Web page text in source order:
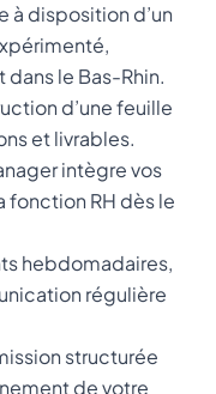
à disposition d’un
le Bas-Rhin.
d’une feuille
et livrables.
intègre vos
fonction RH dès le
hebdomadaires,
régulière
structurée
de votre